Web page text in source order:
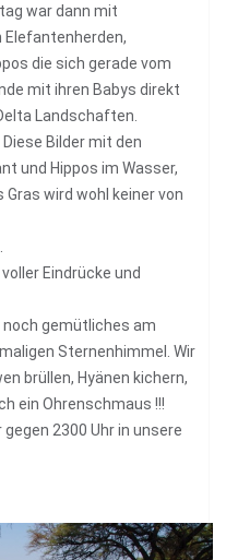
war dann mit
Elefantenherden,
die sich gerade vom
mit ihren Babys direkt
Landschaften.
Bilder mit den
und Hippos im Wasser,
Gras wird wohl keiner von
Eindrücke und
noch gemütliches am
Sternenhimmel. Wir
brüllen, Hyänen kichern,
ein Ohrenschmaus !!!
2300 Uhr in unsere